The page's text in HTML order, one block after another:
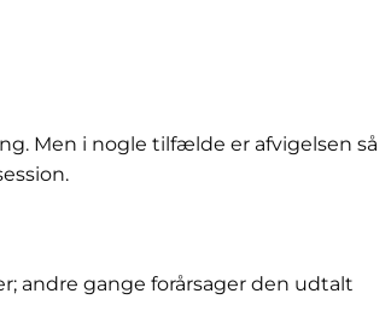
Men i nogle tilfælde er afvigelsen så
andre gange forårsager den udtalt